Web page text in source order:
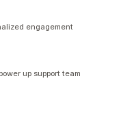
engagement
up support team